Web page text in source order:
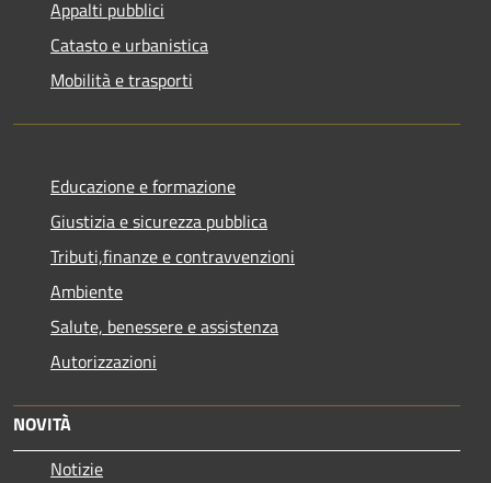
Appalti pubblici
Catasto e urbanistica
Mobilità e trasporti
Educazione e formazione
Giustizia e sicurezza pubblica
Tributi,finanze e contravvenzioni
Ambiente
Salute, benessere e assistenza
Autorizzazioni
NOVITÀ
Notizie